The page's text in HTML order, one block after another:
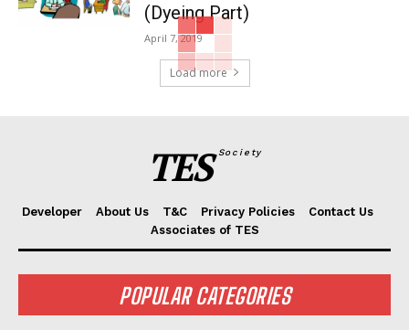
(Dyeing Part)
April 7, 2019
Load more
TES Society
Developer About Us T&C Privacy Policies
Contact Us
Associates of TES
POPULAR CATEGORIES